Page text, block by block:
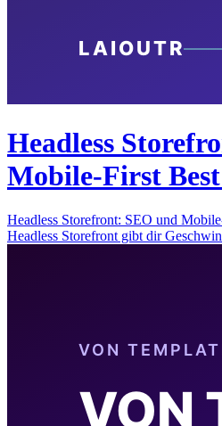
Headless
Mobile-First
Headless Storefront: SEO und
Headless Storefront gibt dir